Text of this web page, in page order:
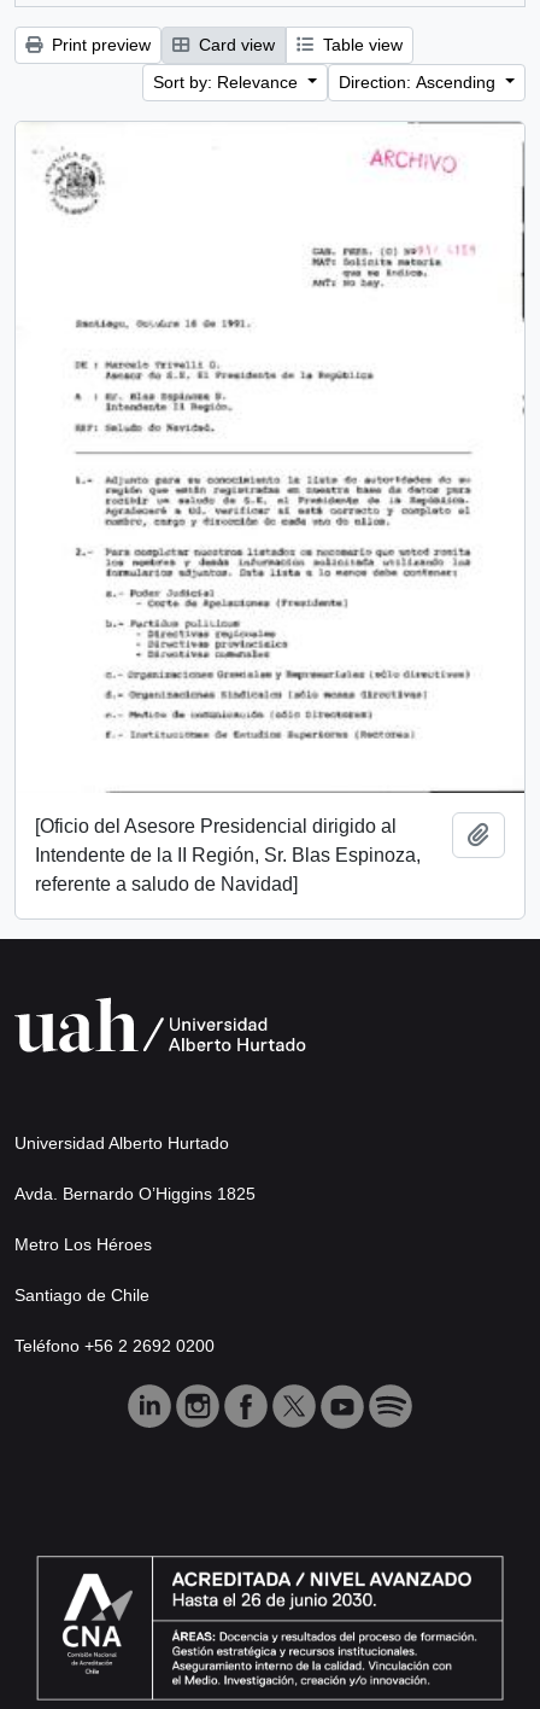
Print preview Card view
Table view
Sort by: Relevance
Direction: Ascending
[Oficio del Asesore Presidencial dirigido al
Intendente de la II Región, Sr. Blas Espinoza,
referente a saludo de Navidad]
Universidad Alberto Hurtado
Avda. Bernardo O’Higgins 1825
Metro Los Héroes
Santiago de Chile
Teléfono +56 2 2692 0200